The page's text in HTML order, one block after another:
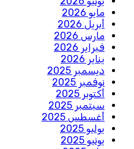
مايو 2026
أبريل 2026
مارس 2026
فبراير 2026
يناير 2026
ديسمبر 2025
نوفمبر 2025
أكتوبر 2025
سبتمبر 2025
أغسطس 2025
يوليو 2025
يونيو 2025